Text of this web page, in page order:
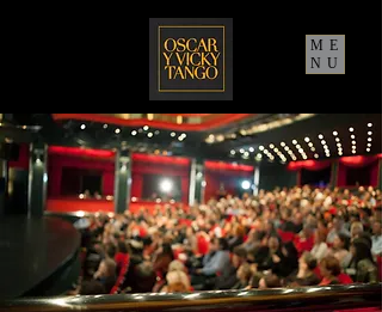
ME
NU